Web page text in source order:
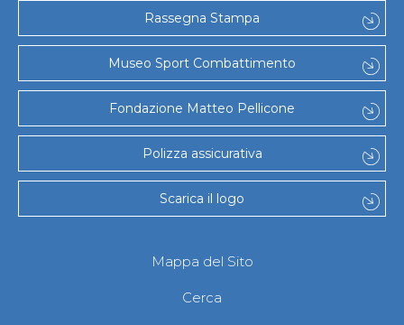
Albi Federali
Arbitri
Lotta
La disciplina
News
Gare e Risultati
Attività Didattica
Albi Federali
Karate
La disciplina
News
Gare e Risultati
Albi Federali
Arti marziali
Aikido
Ju Jitsu
Rassegna Stampa
Museo Sport Combattimento
Fondazione Matteo Pellicone
Polizza assicurativa
Scarica il logo
Mappa del Sito
Cerca